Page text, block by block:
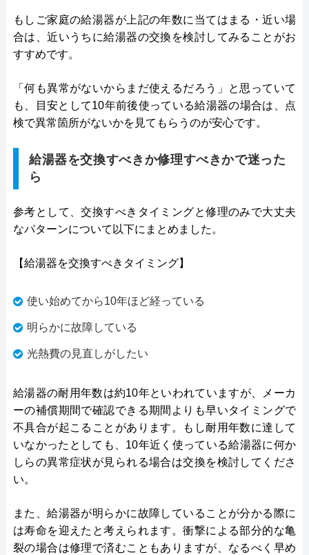
もしご家庭の給湯器が上記の年数に当てはまる・近い場
合は、近いうちに給湯器の交換を検討してみることがお
すすめです。
「何も異常がないからまだ使えるだろう」と思っていて
も、目安として10年前後使っている給湯器の場合は、点
検で異常箇所がないかを見てもらうのが安心です。
給湯器を交換すべきか修理すべきかで迷った
ら
参考として、交換すべきタイミングと修理のみで大丈夫
なパターンについて以下にまとめました。
【給湯器を交換すべきタイミング】
使い始めてから10年ほど経っている
明らかに故障している
光熱費の見直しがしたい
給湯器の耐用年数は約10年といわれていますが、メーカ
ーの補償期間で確認できる期間よりも早いタイミングで
不具合が起こることがあります。もし耐用年数に達して
いなかったとしても、10年近く使っている給湯器に何か
しらの異常症状が見られる場合は交換を検討してくださ
い。
また、給湯器が明らかに故障していることが分かる際に
は寿命を迎えたと考えられます。衝撃による部分的な亀
裂の場合は修理で済むこともありますが、なるべく早め